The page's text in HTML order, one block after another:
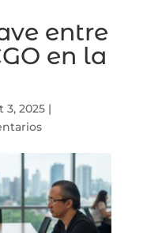
entre
en la
3, 2025|